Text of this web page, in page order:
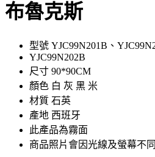
布魯克斯
型號 YJC99N201B、
YJC99N202B
尺寸 90*90CM
顏色 白 灰 黑 米
材質 石英
產地 西班牙
此產品為霧面
商品照片會因光線及螢幕不